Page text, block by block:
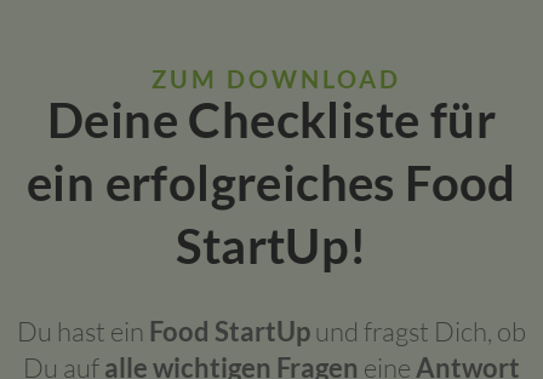
ZUM DOWNLOAD
Deine Checkliste für
ein erfolgreiches Food
StartUp!
Du hast ein Food StartUpund fragst Dich, ob
Du aufalle wichtigen Fragen eineAntwort